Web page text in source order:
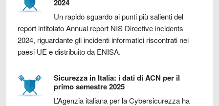
2024
Un rapido sguardo ai punti più salienti del
report intitolato Annual report NIS Directive incidents
2024, riguardante gli incidenti informatici riscontrati nei
paesi UE e distribuito da ENISA.
Sicurezza in Italia: i dati di ACN per il
primo semestre 2025
L’Agenzia italiana per la Cybersicurezza ha